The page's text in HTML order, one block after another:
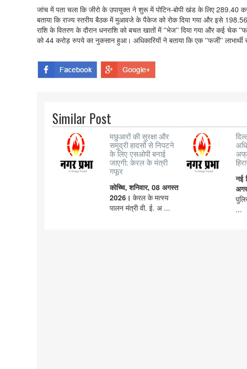
जांच में पता चला कि जीरो के उपायुक्त ने शुरू में पोटिन-बोपी खंड के लिए 289.40
बताया कि राज्य स्तरीय बैठक में मुआवजे के पैकेज को रोक दिया गया और इसे
राशि के वितरण के दौरान धनराशि को बचत खातों में ''भेज'' दिया गया और कई चेक
को 44 करोड़ रुपये का नुकसान हुआ। अधिकारियों ने बताया कि एक ''फर्जी''
Similar Post
मछुआरों की सुरक्षा और
समुद्री हादसों से निपटने
के लिए एसओपी बनाई
जाएगी: केरल के मंत्री
गफूर
कोच्चि, शनिवार, 08 अगस्त
2026। केरल के मत्स्य
पालन मंत्री वी. ई. अ ...
नई
...